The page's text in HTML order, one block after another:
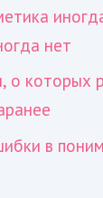
нет
о которых
в